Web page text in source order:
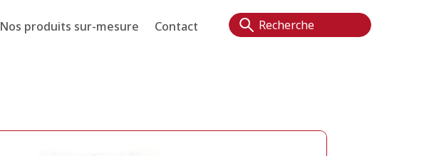
Nos produits sur-mesure Contact